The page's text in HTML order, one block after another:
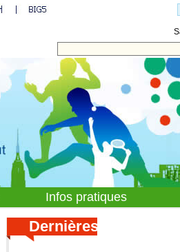
Infos pratiques
Dernières infos